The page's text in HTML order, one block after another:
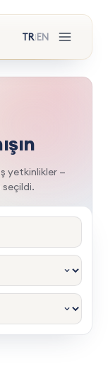
TR|EN
yetkinlikler —